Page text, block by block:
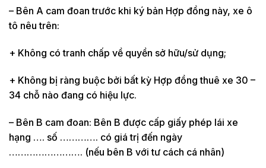
– Bên A cam đoan trước khi ký bản Hợp đồng này, xe ô
tô nêu trên:
+ Không có tranh chấp về quyền sở hữu/sử dụng;
+ Không bị ràng buộc bởi bất kỳ Hợp đồng thuê xe 30 –
34 chỗ nào đang có hiệu lực.
– Bên B cam đoan: Bên B được cấp giấy phép lái xe
hạng …. số …………. có giá trị đến ngày
……………………. (nếu bên B với tư cách cá nhân)